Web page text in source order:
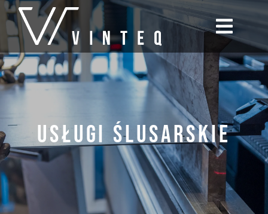
Skip
to
content
O nas
Usługi
Partnerzy
Usługi ślusarskie